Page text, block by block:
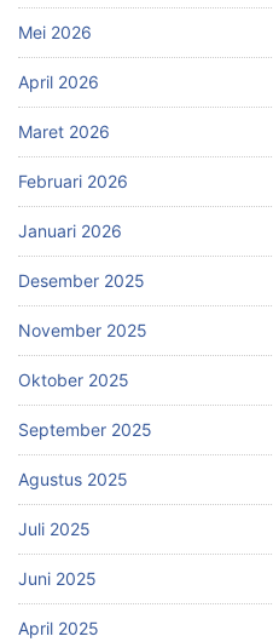
Mei 2026
April 2026
Maret 2026
Februari 2026
Januari 2026
Desember 2025
November 2025
Oktober 2025
September 2025
Agustus 2025
Juli 2025
Juni 2025
April 2025